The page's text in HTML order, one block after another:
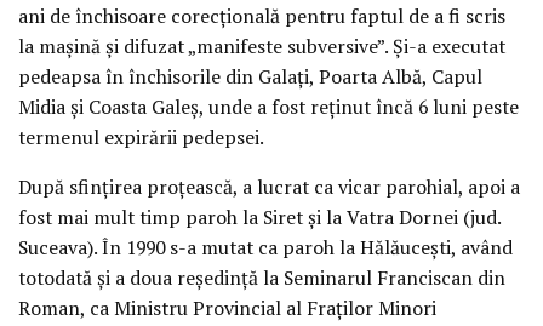
ani de închisoare corecţională pentru faptul de a fi scris
la maşină şi difuzat „manifeste subversive”. Şi-a executat
pedeapsa în închisorile din Galaţi, Poarta Albă, Capul
Midia şi Coasta Galeş, unde a fost reţinut încă 6 luni peste
termenul expirării pedepsei.
După sfinţirea proţească, a lucrat ca vicar parohial, apoi a
fost mai mult timp paroh la Siret şi la Vatra Dornei (jud.
Suceava). În 1990 s-a mutat ca paroh la Hălăuceşti, având
totodată şi a doua reşedinţă la Seminarul Franciscan din
Roman, ca Ministru Provincial al Fraţilor Minori